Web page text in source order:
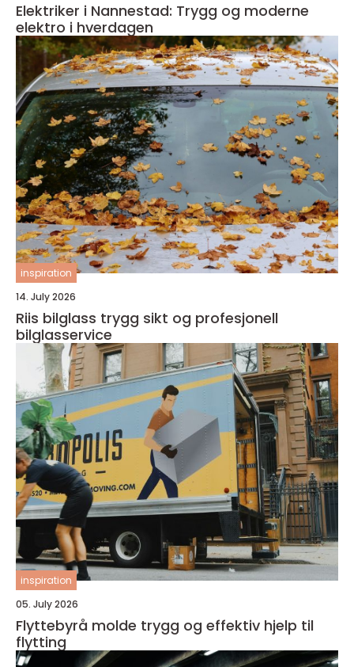
Elektriker i Nannestad: Trygg og moderne
elektro i hverdagen
inspiration
14. July 2026
Riis bilglass trygg sikt og profesjonell
bilglasservice
inspiration
05. July 2026
Flyttebyrå molde trygg og effektiv hjelp til
flytting